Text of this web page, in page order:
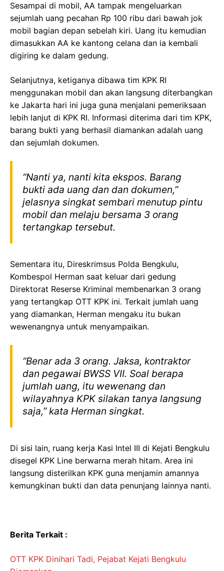
Sesampai di mobil, AA tampak mengeluarkan
sejumlah uang pecahan Rp 100 ribu dari bawah jok
mobil bagian depan sebelah kiri. Uang itu kemudian
dimasukkan AA ke kantong celana dan ia kembali
digiring ke dalam gedung.
Selanjutnya, ketiganya dibawa tim KPK RI
menggunakan mobil dan akan langsung diterbangkan
ke Jakarta hari ini juga guna menjalani pemeriksaan
lebih lanjut di KPK RI. Informasi diterima dari tim KPK,
barang bukti yang berhasil diamankan adalah uang
dan sejumlah dokumen.
“Nanti ya, nanti kita ekspos. Barang
bukti ada uang dan dan dokumen,”
jelasnya singkat sembari menutup pintu
mobil dan melaju bersama 3 orang
tertangkap tersebut.
Sementara itu, Direskrimsus Polda Bengkulu,
Kombespol Herman saat keluar dari gedung
Direktorat Reserse Kriminal membenarkan 3 orang
yang tertangkap OTT KPK ini. Terkait jumlah uang
yang diamankan, Herman mengaku itu bukan
wewenangnya untuk menyampaikan.
“Benar ada 3 orang. Jaksa, kontraktor
dan pegawai BWSS VII. Soal berapa
jumlah uang, itu wewenang dan
wilayahnya KPK silakan tanya langsung
saja,” kata Herman singkat.
Di sisi lain, ruang kerja Kasi Intel III di Kejati Bengkulu
disegel KPK Line berwarna merah hitam. Area ini
langsung disterilkan KPK guna menjamin amannya
kemungkinan bukti dan data penunjang lainnya nanti.
Berita Terkait :
OTT KPK Dinihari Tadi, Pejabat Kejati Bengkulu